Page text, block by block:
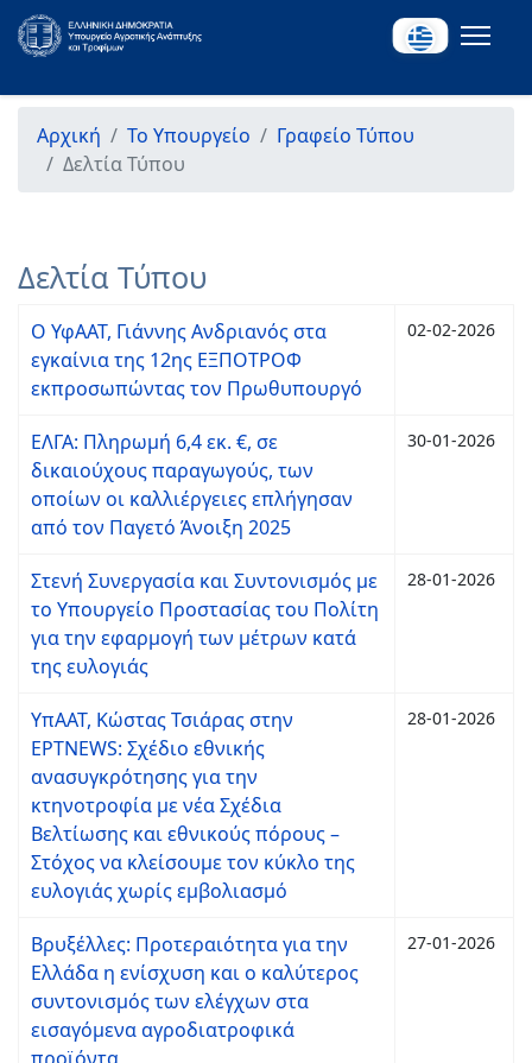
Αρχική Το Υπουργείο
Γραφείο Τύπου
Δελτία Τύπου
Δελτία Τύπου
Ο ΥφΑΑΤ, Γιάννης Ανδριανός στα
εγκαίνια της 12ης ΕΞΠΟΤΡΟΦ
εκπροσωπώντας τον Πρωθυπουργό
02-02-2026
ΕΛΓΑ: Πληρωμή 6,4 εκ. €, σε
δικαιούχους παραγωγούς, των
οποίων οι καλλιέργειες επλήγησαν
από τον Παγετό Άνοιξη 2025
30-01-2026
Στενή Συνεργασία και Συντονισμός με
το Υπουργείο Προστασίας του Πολίτη
για την εφαρμογή των μέτρων κατά
της ευλογιάς
28-01-2026
ΥπΑΑΤ, Κώστας Τσιάρας στην
ΕΡΤNEWS: Σχέδιο εθνικής
ανασυγκρότησης για την
κτηνοτροφία με νέα Σχέδια
Βελτίωσης και εθνικούς πόρους –
Στόχος να κλείσουμε τον κύκλο της
ευλογιάς χωρίς εμβολιασμό
28-01-2026
Βρυξέλλες: Προτεραιότητα για την
Ελλάδα η ενίσχυση και ο καλύτερος
συντονισμός των ελέγχων στα
εισαγόμενα αγροδιατροφικά
27-01-2026